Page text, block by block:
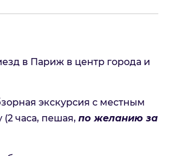
в Париж в центр города и
экскурсия с местным
часа, пешая, по желанию за